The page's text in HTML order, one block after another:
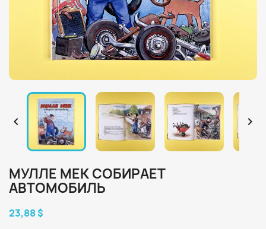
 
МУЛЛЕ МЕК СОБИРАЕТ
АВТОМОБИЛЬ
23,88 $